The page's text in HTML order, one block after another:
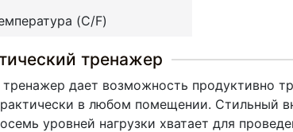
(C/F)
тренажер
тренажер дает возможность продуктивно
в любом помещении. Стильный
уровней нагрузки хватает для